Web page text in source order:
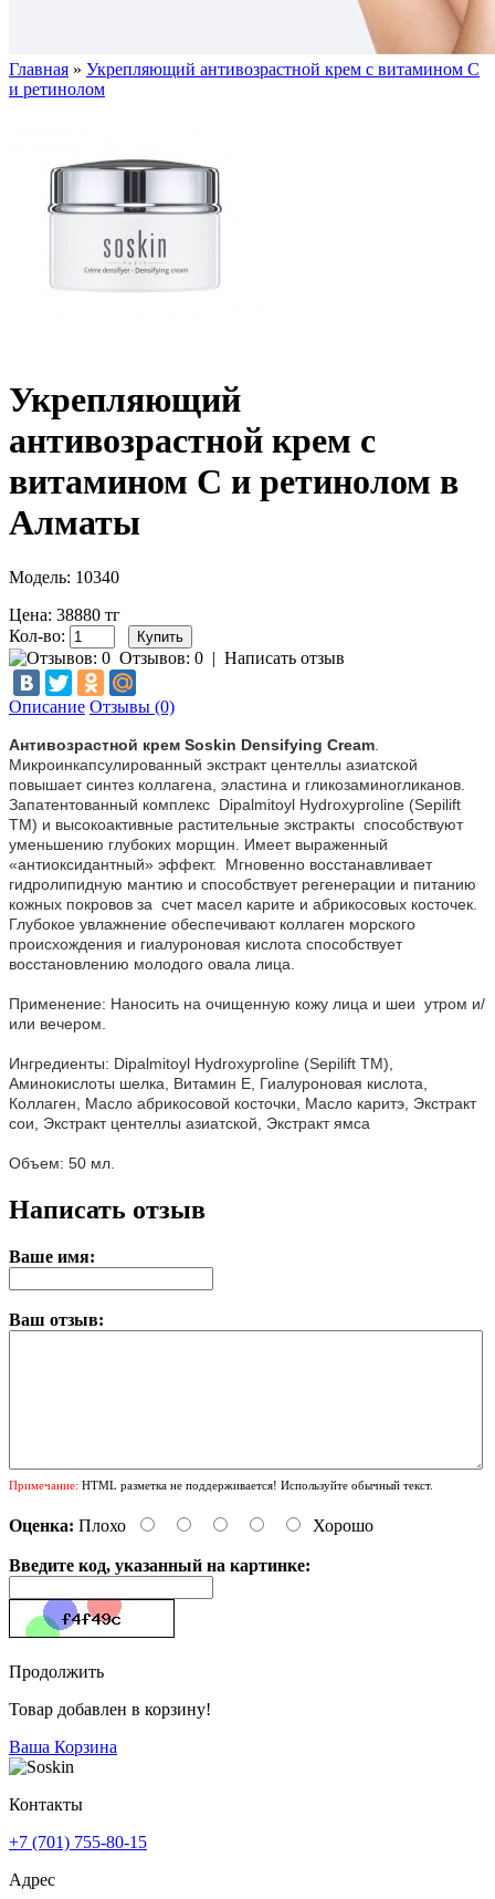
Главная » Укрепляющий антивозрастной крем с витамином С
и ретинолом
Укрепляющий
антивозрастной крем с
витамином С и ретинолом в
Алматы
Модель: 10340
Цена: 38880 тг
Кол-во:
Отзывов: 0 | Написать отзыв
Описание Отзывы (0)
Антивозрастной крем Soskin Densifying Cream
Микроинкапсулированный экстракт центеллы азиатской
повышает синтез коллагена, эластина и гликозаминогликанов.
Запатентованный комплекс Dipalmitoyl Hydroxyprolinе (Sepilift
TM) и высокоактивные растительные экстракты способствуют
уменьшению глубоких морщин. Имеет выраженный
«антиоксидантный» эффект. Мгновенно восстанавливает
гидролипидную мантию и способствует регенерации и питанию
кожных покровов за счет масел карите и абрикосовых косточек.
Глубокое увлажнение обеспечивают коллаген морского
происхождения и гиалуроновая кислота способствует
восстановлению молодого овала лица.
Применение: Наносить на очищенную кожу лица и шеи утром и/
или вечером.
Ингредиенты: Dipalmitoyl Hydroxyprolinе (Sepilift TM),
Аминокислоты шелка, Витамин Е, Гиалуроновая кислота,
Коллаген, Масло абрикосовой косточки, Масло каритэ, Экстракт
сои, Экстракт центеллы азиатской, Экстракт ямса
Объем: 50 мл.
Написать отзыв
Ваше имя:
Ваш отзыв:
Примечание: HTML разметка не поддерживается! Используйте обычный текст.
Оценка: Плохо Хорошо
Введите код, указанный на картинке:
Продолжить
Товар добавлен в корзину!
Ваша Корзина
Контакты
+7 (701) 755-80-15
Адрес